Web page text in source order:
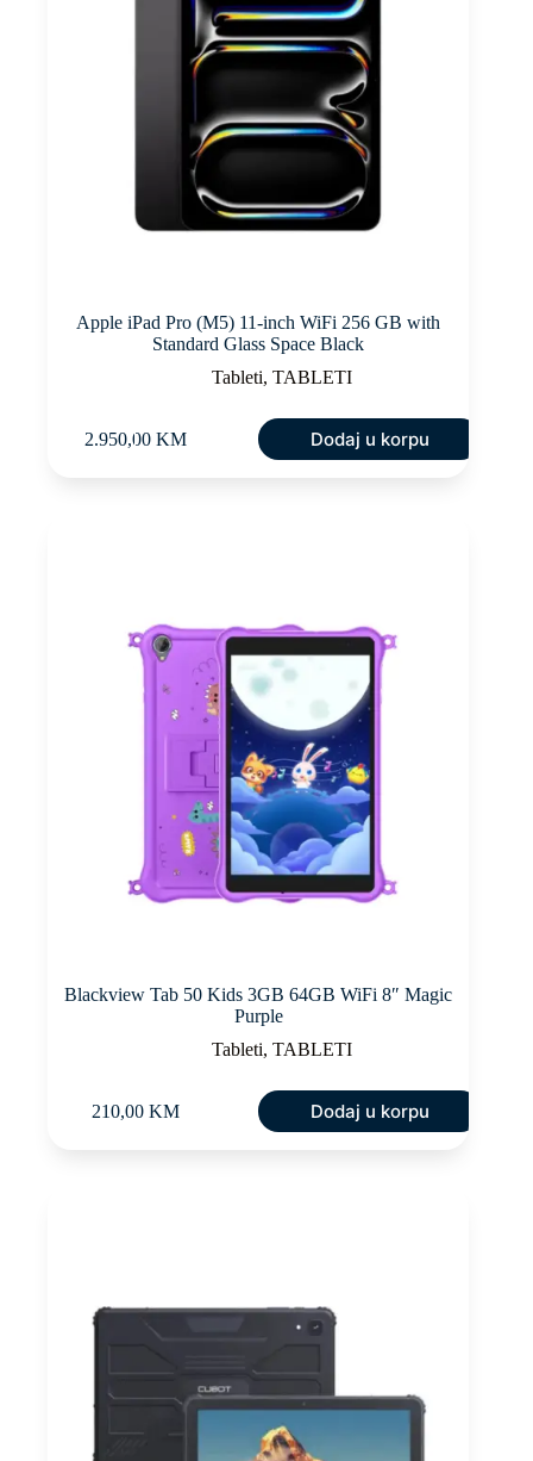
Apple iPad Pro (M5) 11-inch WiFi 256 GB with
Standard Glass Space Black
Tableti,TABLETI
2.950,00 KM Dodaj u korpu
Blackview Tab 50 Kids 3GB 64GB WiFi 8″ Magic
Purple
Tableti,TABLETI
210,00 KM Dodaj u korpu